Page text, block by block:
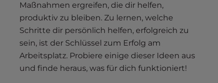
Maßnahmen ergreifen, die dir helfen,
produktiv zu bleiben. Zu lernen, welche
Schritte dir persönlich helfen, erfolgreich zu
sein, ist der Schlüssel zum Erfolg am
Arbeitsplatz. Probiere einige dieser Ideen aus
und finde heraus, was für dich funktioniert!